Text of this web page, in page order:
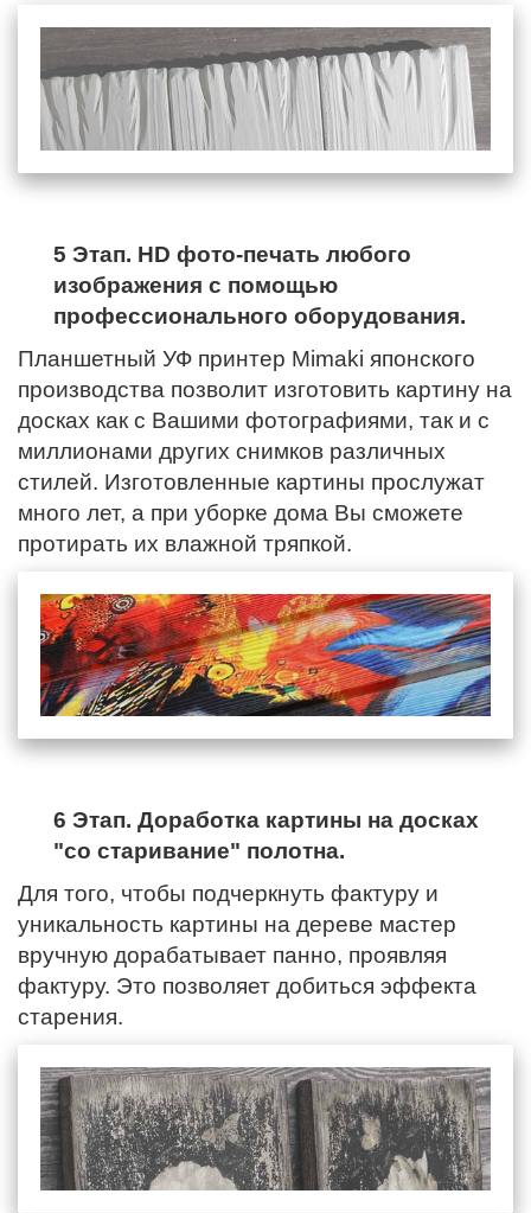
5 Этап. HD фото-печать любого
изображения с помощью
профессионального оборудования.
Планшетный УФ принтер Mimaki японского
производства позволит изготовить картину на
досках как с Вашими фотографиями, так и с
миллионами других снимков различных
стилей. Изготовленные картины прослужат
много лет, а при уборке дома Вы сможете
протирать их влажной тряпкой.
6 Этап. Доработка картины на досках
"со старивание" полотна.
Для того, чтобы подчеркнуть фактуру и
уникальность картины на дереве мастер
вручную дорабатывает панно, проявляя
фактуру. Это позволяет добиться эффекта
старения.